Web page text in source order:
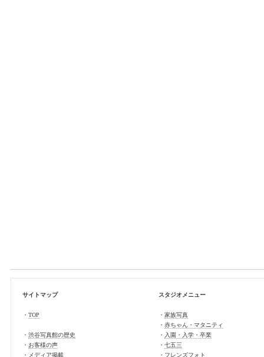
サイトマップ
・ TOP
・ 渋谷写真館の歴史
・ お客様の声
・
メディア掲載
スタジオメニュー
・ 家族写真
・ 赤ちゃん・マタニティ
・ 入園・入学・卒業
・ 七五三
・ フレンズフォト